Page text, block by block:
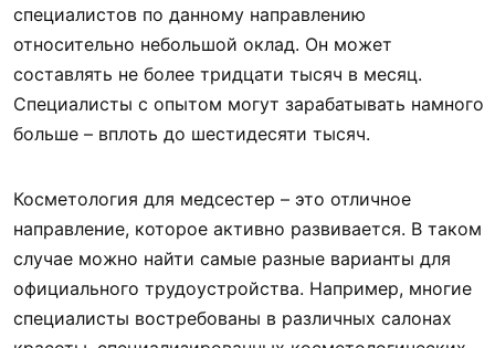
специалистов по данному направлению
относительно небольшой оклад. Он может
составлять не более тридцати тысяч в месяц.
Специалисты с опытом могут зарабатывать намного
больше – вплоть до шестидесяти тысяч.
Косметология для медсестер – это отличное
направление, которое активно развивается. В таком
случае можно найти самые разные варианты для
официального трудоустройства. Например, многие
специалисты востребованы в различных салонах